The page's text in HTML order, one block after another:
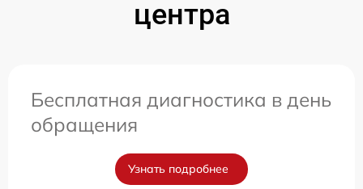
центра
Бесплатная диагностика в день
обращения
Узнать подробнее